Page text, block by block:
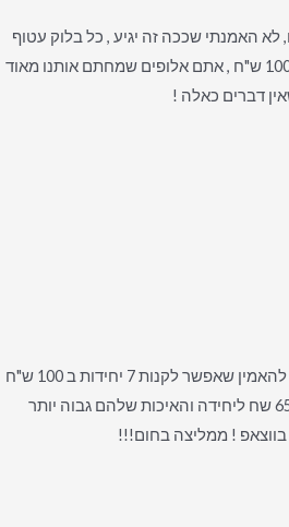
לא האמנתי שככה זה יגיע , כל בלוק עטוף
בצלופן במבצע של 7 יחידות ב 100 ש"ח , אתם אלופים שמחתם אותנו מאוד
דברים כאלה !
אני רוצה להגיד פשוט ואוו!! לא להאמין שאפשר לקנות 7 יחידות ב 100 ש"ח
רכשתי בקניון את אותו מוצר ב 65 שח ליחידה והאיכות שלהם גבוה יותר
! ממליצה בחום!!!